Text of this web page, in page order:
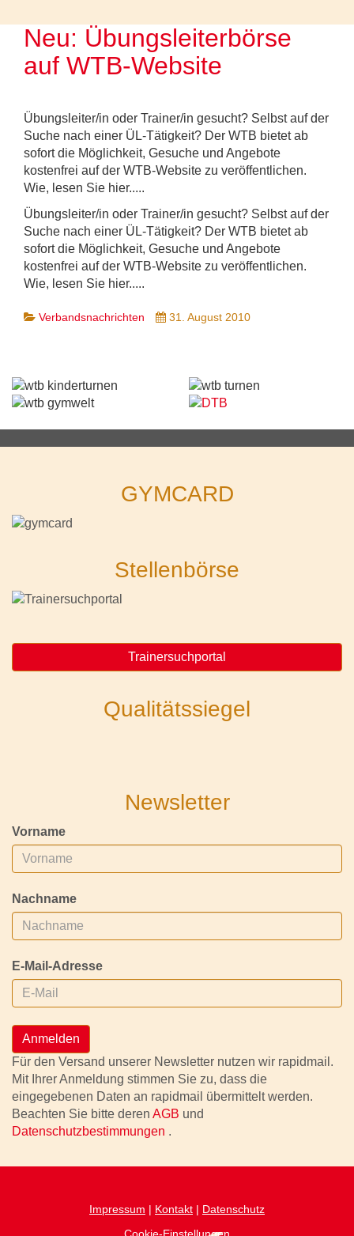
Neu: Übungsleiterbörse
auf WTB-Website
Übungsleiter/in oder Trainer/in gesucht? Selbst auf der
Suche nach einer ÜL-Tätigkeit? Der WTB bietet ab
sofort die Möglichkeit, Gesuche und Angebote
kostenfrei auf der WTB-Website zu veröffentlichen.
Wie, lesen Sie hier.....
Übungsleiter/in oder Trainer/in gesucht? Selbst auf der
Suche nach einer ÜL-Tätigkeit? Der WTB bietet ab
sofort die Möglichkeit, Gesuche und Angebote
kostenfrei auf der WTB-Website zu veröffentlichen.
Wie, lesen Sie hier.....
Verbandsnachrichten 31. August 2010
GYMCARD
Stellenbörse
Trainersuchportal
Qualitätssiegel
Newsletter
Vorname
Nachname
E-Mail-Adresse
Anmelden
Für den Versand unserer Newsletter nutzen wir rapidmail.
Mit Ihrer Anmeldung stimmen Sie zu, dass die
eingegebenen Daten an rapidmail übermittelt werden.
Beachten Sie bitte deren AGB und
Datenschutzbestimmungen .
Impressum | Kontakt | Datenschutz
Cookie-Einstellungen